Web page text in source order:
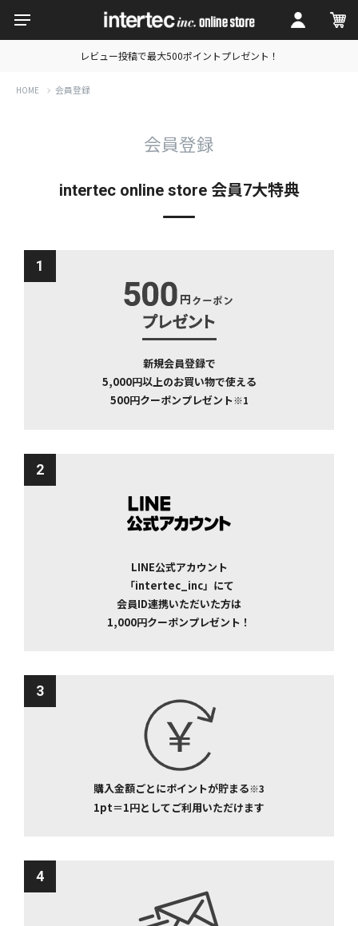
レビュー投稿で最大500ポイントプレゼント！
HOME 会員登録
会員登録
intertec online store 会員7大特典
1
新規会員登録で
5,000円以上のお買い物で使える
500円クーポンプレゼント※1
2
LINE公式アカウント
「intertec_inc」にて
会員ID連携いただいた方は
1,000円クーポンプレゼント！
3
購入金額ごとにポイントが貯まる※3
1pt＝1円としてご利用いただけます
4